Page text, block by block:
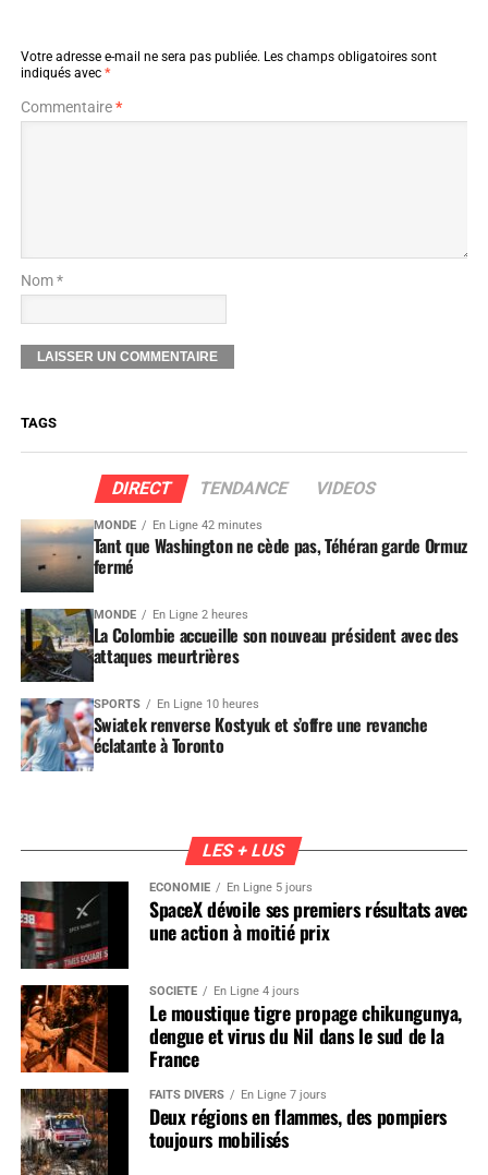
Votre adresse e-mail ne sera pas publiée. Les champs obligatoires sont
indiqués avec *
Commentaire*
Nom *
TAGS
DIRECT TENDANCE VIDEOS
MONDE En Ligne 42 minutes
Tant que Washington ne cède pas, Téhéran garde Ormuz
fermé
MONDE En Ligne 2 heures
La Colombie accueille son nouveau président avec des
attaques meurtrières
SPORTS En Ligne 10 heures
Swiatek renverse Kostyuk et s’offre une revanche
éclatante à Toronto
LES + LUS
ÉCONOMIE En Ligne 5 jours
SpaceX dévoile ses premiers résultats avec
une action à moitié prix
SOCIÉTÉ En Ligne 4 jours
Le moustique tigre propage chikungunya,
dengue et virus du Nil dans le sud de la
France
FAITS DIVERS En Ligne 7 jours
Deux régions en flammes, des pompiers
toujours mobilisés